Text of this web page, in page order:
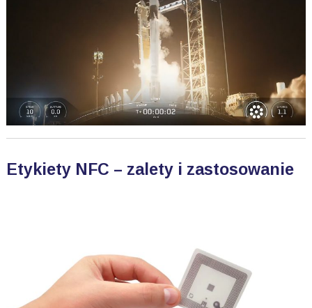
Etykiety NFC – zalety i zastosowanie